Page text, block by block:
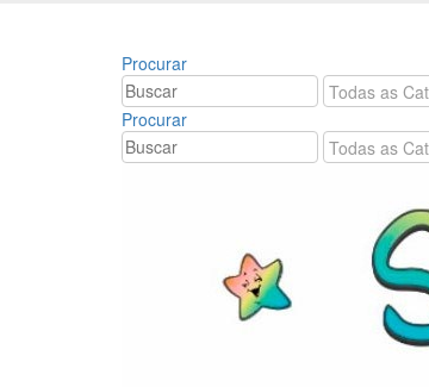
Procurar
Procurar